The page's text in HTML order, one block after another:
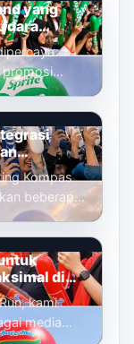
yang
promosi
ident...
Kompas
beberapa
be...
di
kami
media